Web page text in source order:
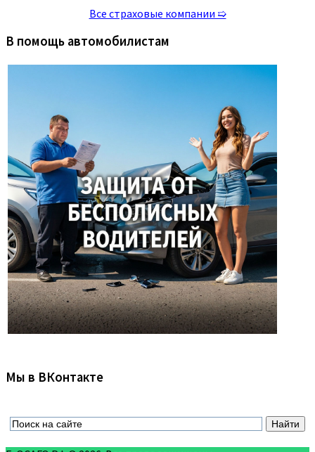
Все страховые компании ➯
В помощь автомобилистам
Мы в ВКонтакте